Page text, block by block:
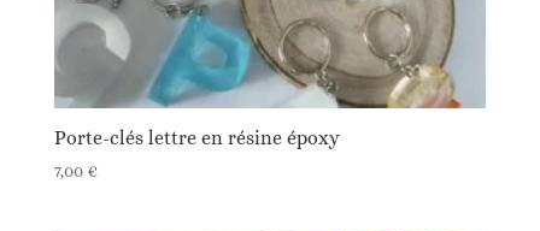
Porte-clés lettre en résine époxy
7,00 €